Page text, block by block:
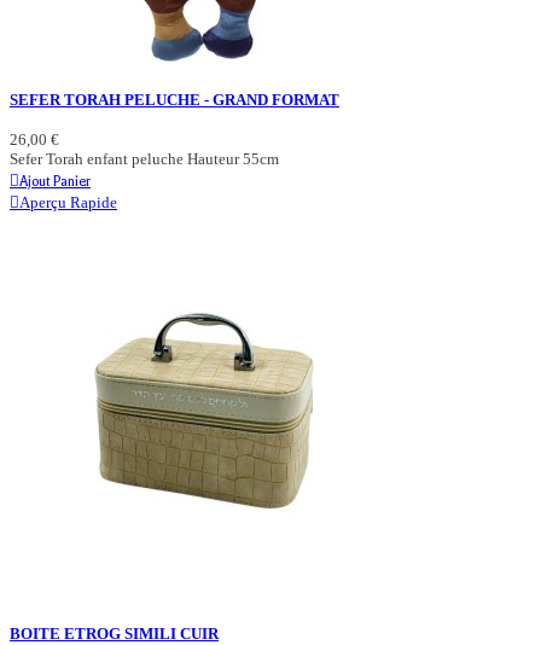
SEFER TORAH PELUCHE - GRAND FORMAT
26,00 €
Sefer Torah enfant peluche Hauteur 55cm
Ajout Panier
Aperçu Rapide
BOITE ETROG SIMILI CUIR